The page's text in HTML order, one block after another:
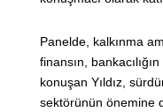
Panelde, kalkınma
finansın,
konuşan Yıldız,
sektörünün önemine